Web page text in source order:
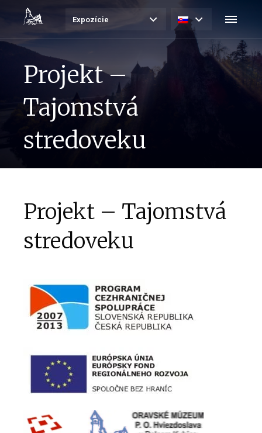
Expozície
Projekt –
Tajomstvá
stredoveku
Projekt – Tajomstvá
stredoveku